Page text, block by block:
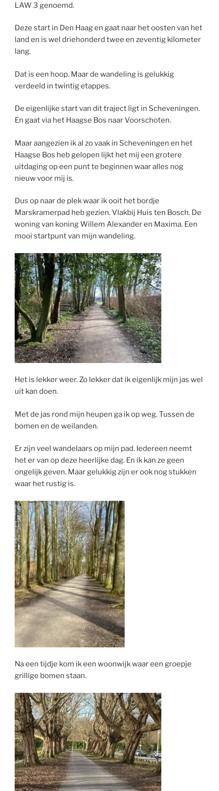
LAW 3 genoemd.
Deze start in Den Haag en gaat naar het oosten van het
land en is wel driehonderd twee en zeventig kilometer
lang.
Dat is een hoop. Maar de wandeling is gelukkig
verdeeld in twintig etappes.
De eigenlijke start van dit traject ligt in Scheveningen.
En gaat via het Haagse Bos naar Voorschoten.
Maar aangezien ik al zo vaak in Scheveningen en het
Haagse Bos heb gelopen lijkt het mij een grotere
uitdaging op een punt te beginnen waar alles nog
nieuw voor mij is.
Dus op naar de plek waar ik ooit het bordje
Marskramerpad heb gezien. Vlakbij Huis ten Bosch. De
woning van koning Willem Alexander en Maxima. Een
mooi startpunt van mijn wandeling.
Het is lekker weer. Zo lekker dat ik eigenlijk mijn jas wel
uit kan doen.
Met de jas rond mijn heupen ga ik op weg. Tussen de
bomen en de weilanden.
Er zijn veel wandelaars op mijn pad. Iedereen neemt
het er van op deze heerlijke dag. En ik kan ze geen
ongelijk geven. Maar gelukkig zijn er ook nog stukken
waar het rustig is.
Na een tijdje kom ik een woonwijk waar een groepje
grillige bomen staan.